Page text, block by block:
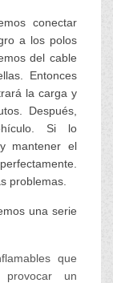
conectar
a los polos
del cable
Entonces
la carga y
Después,
Si lo
mantener el
problemas.
una serie
que
provocar un